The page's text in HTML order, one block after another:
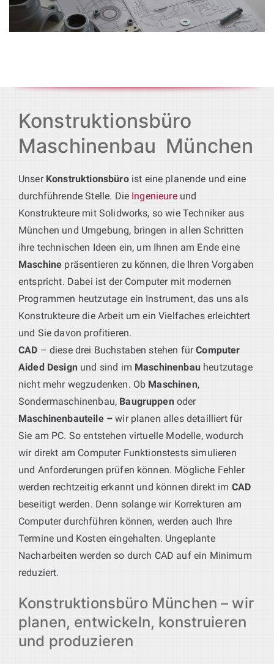
Konstruktionsbüro
Maschinenbau München
Unser Konstruktionsbüroist eine planende und eine
durchführende Stelle. Die Ingenieureund
Konstrukteure mit Solidworks, so wie Techniker aus
München und Umgebung, bringen in allen Schritten
ihre technischen Ideen ein, um Ihnen am Ende eine
Maschine präsentieren zu können, die Ihren Vorgaben
entspricht. Dabei ist der Computer mit modernen
Programmen heutzutage ein Instrument, das uns als
Konstrukteure die Arbeit um ein Vielfaches erleichtert
und Sie davon profitieren.
CAD – diese drei Buchstaben stehen fürComputer
Aided Design und sind im Maschinenbau heutzutage
nicht mehr wegzudenken. Ob Maschinen,
Sondermaschinenbau, Baugruppen oder
Maschinenbauteile –wir planen alles detailliert für
Sie am PC. So entstehen virtuelle Modelle, wodurch
wir direkt am Computer Funktionstests simulieren
und Anforderungen prüfen können. Mögliche Fehler
werden rechtzeitig erkannt und können direkt im CAD
beseitigt werden. Denn solange wir Korrekturen am
Computer durchführen können, werden auch Ihre
Termine und Kosten eingehalten. Ungeplante
Nacharbeiten werden so durch CAD auf ein Minimum
reduziert.
Konstruktionsbüro München – wir
planen, entwickeln, konstruieren
und produzieren